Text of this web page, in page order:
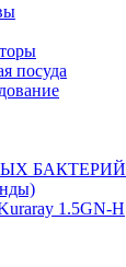
посуда
БАКТЕРИЙ
1.5GN-H